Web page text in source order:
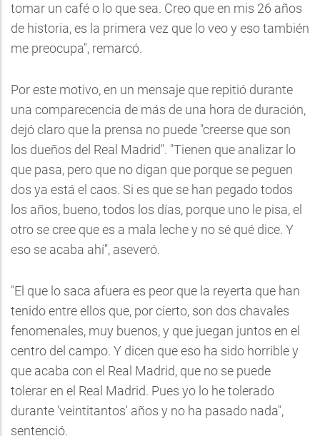
tomar un café o lo que sea. Creo que en mis 26 años
de historia, es la primera vez que lo veo y eso también
me preocupa", remarcó.
Por este motivo, en un mensaje que repitió durante
una comparecencia de más de una hora de duración,
dejó claro que la prensa no puede "creerse que son
los dueños del Real Madrid". "Tienen que analizar lo
que pasa, pero que no digan que porque se peguen
dos ya está el caos. Si es que se han pegado todos
los años, bueno, todos los días, porque uno le pisa, el
otro se cree que es a mala leche y no sé qué dice. Y
eso se acaba ahí", aseveró.
"El que lo saca afuera es peor que la reyerta que han
tenido entre ellos que, por cierto, son dos chavales
fenomenales, muy buenos, y que juegan juntos en el
centro del campo. Y dicen que eso ha sido horrible y
que acaba con el Real Madrid, que no se puede
tolerar en el Real Madrid. Pues yo lo he tolerado
durante 'veintitantos' años y no ha pasado nada",
sentenció.